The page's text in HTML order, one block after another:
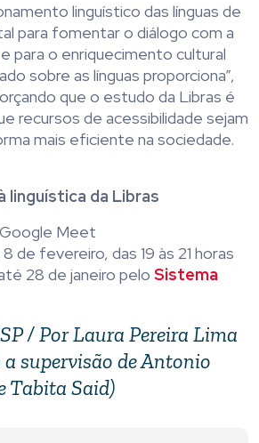
linguístico das línguas de
para fomentar o diálogo com a
para o enriquecimento cultural
sobre as línguas proporciona”,
que o estudo da Libras é
recursos de acessibilidade sejam
mais eficiente na sociedade.
linguística da Libras
Meet
de fevereiro, das 19 às 21 horas
28 de janeiro pelo Sistema
/ Por Laura Pereira Lima
supervisão de Antonio
Tabita Said)